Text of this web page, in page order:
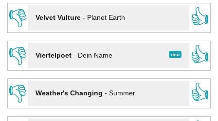
👎
Velvet Vulture- Planet Earth
👍
👎
neu
Viertelpoet- Dein Name
👍
👎
Weather's Changing - Summer
👍